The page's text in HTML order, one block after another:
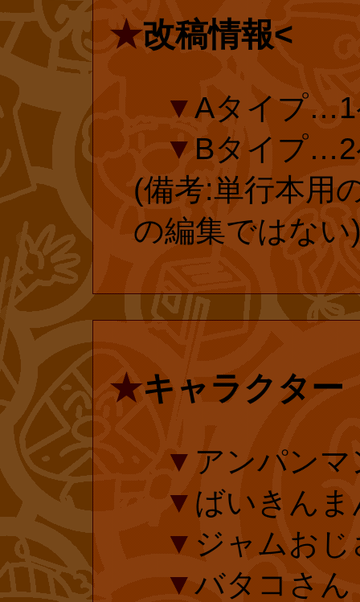
投票済みのフ
ありがとうご
ら、復刊ドッ
成23年)1月に
行われ、それ
限”が導入され
投票又は延長
です。投票後
くお願いしま
投票済みのフ
ありがとうご
ら、復刊ドッ
23年)1月に大
われ、それに伴
入されました
延長手続きし
後の延長手続
ます。
★改稿情報<
▼Aタイプ…1
▼Bタイプ…2
(備考:単行本用
の編集ではない
★キャラクター
▼アンパンマ
▼ばいきんま
▼ジャムおじ
▼バタコさん